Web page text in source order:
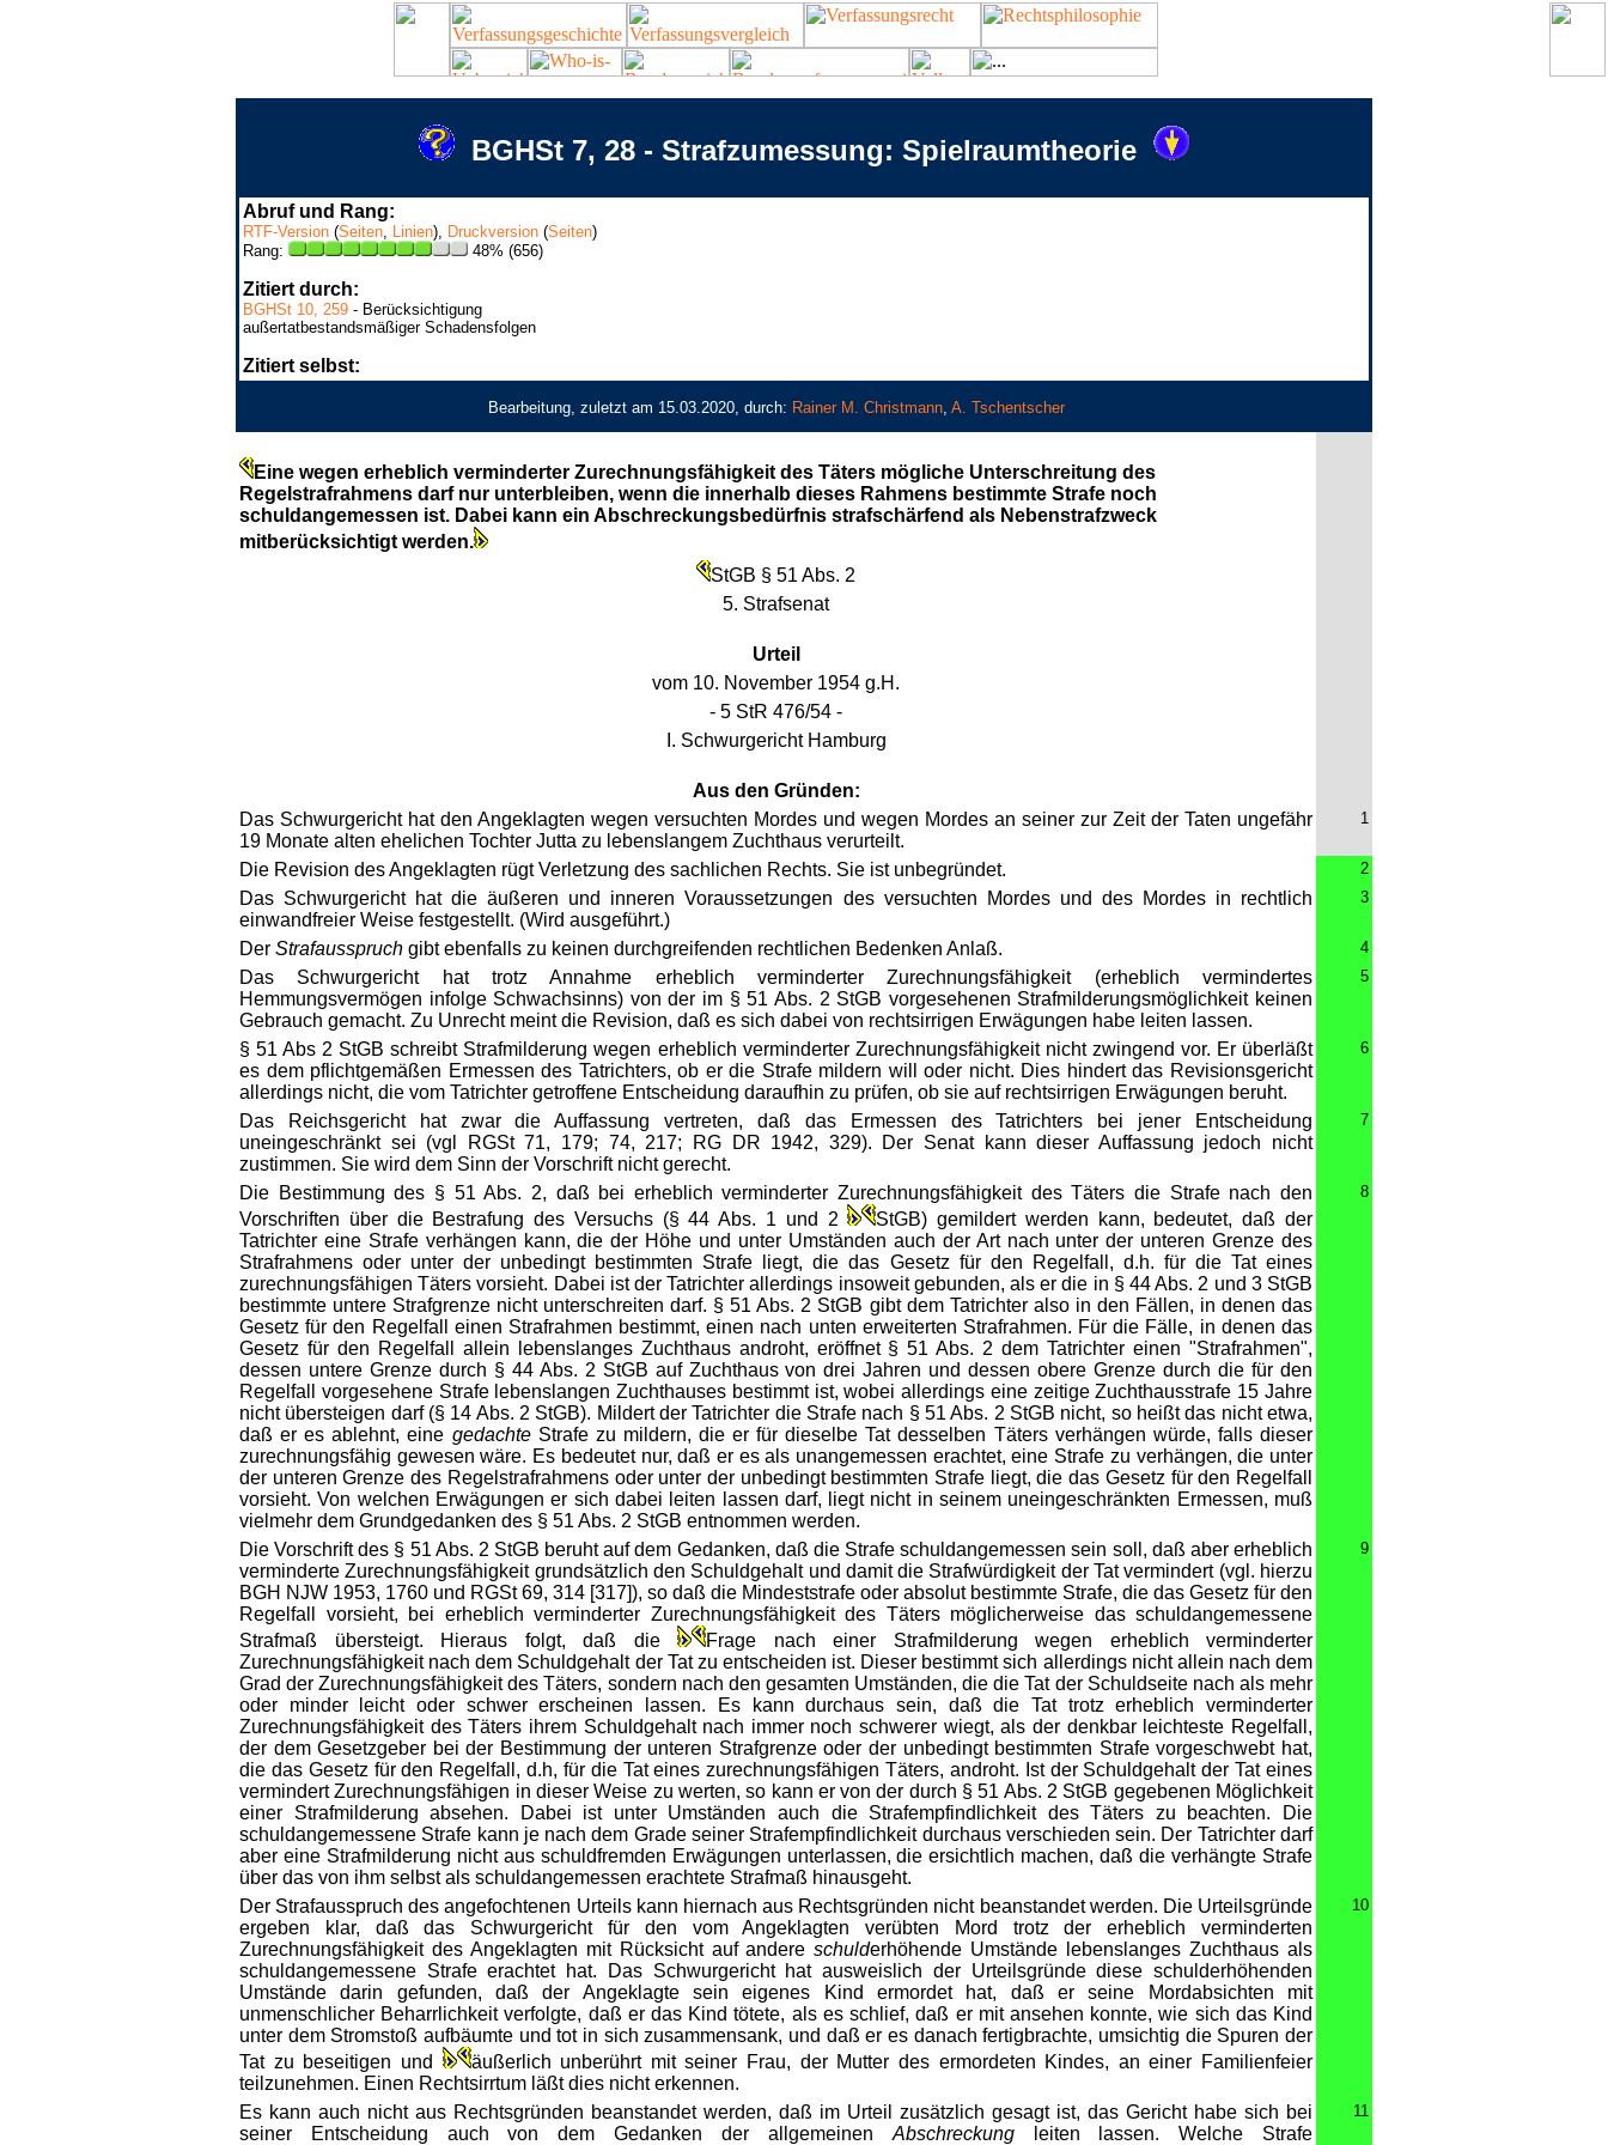
BGHSt 7, 28 - Strafzumessung: Spielraumtheorie
Abruf und Rang:
RTF-Version (Seiten, Linien), Druckversion (Seiten)
Rang:
48% (656)
Zitiert durch:
BGHSt 10, 259 - Berücksichtigung
außertatbestandsmäßiger Schadensfolgen
Zitiert selbst:
Bearbeitung, zuletzt am 15.03.2020, durch: Rainer M. Christmann, A. Tschentscher
Eine wegen erheblich verminderter Zurechnungsfähigkeit des Täters mögliche Unterschreitung des
Regelstrafrahmens darf nur unterbleiben, wenn die innerhalb dieses Rahmens bestimmte Strafe noch
schuldangemessen ist. Dabei kann ein Abschreckungsbedürfnis strafschärfend als Nebenstrafzweck
mitberücksichtigt werden.
StGB § 51 Abs. 2
5. Strafsenat
Urteil
vom 10. November 1954 g.H.
- 5 StR 476/54 -
I. Schwurgericht Hamburg
Aus den Gründen:
Das Schwurgericht hat den Angeklagten wegen versuchten Mordes und wegen Mordes an seiner zur Zeit der Taten ungefähr
19 Monate alten ehelichen Tochter Jutta zu lebenslangem Zuchthaus verurteilt.
1
Die Revision des Angeklagten rügt Verletzung des sachlichen Rechts. Sie ist unbegründet. 2
Das Schwurgericht hat die äußeren und inneren Voraussetzungen des versuchten Mordes und des Mordes in rechtlich
einwandfreier Weise festgestellt. (Wird ausgeführt.)
3
Der Strafausspruch gibt ebenfalls zu keinen durchgreifenden rechtlichen Bedenken Anlaß. 4
Das Schwurgericht hat trotz Annahme erheblich verminderter Zurechnungsfähigkeit (erheblich vermindertes
Hemmungsvermögen infolge Schwachsinns) von der im § 51 Abs. 2 StGB vorgesehenen Strafmilderungsmöglichkeit keinen
Gebrauch gemacht. Zu Unrecht meint die Revision, daß es sich dabei von rechtsirrigen Erwägungen habe leiten lassen.
5
§ 51 Abs 2 StGB schreibt Strafmilderung wegen erheblich verminderter Zurechnungsfähigkeit nicht zwingend vor. Er überläßt
es dem pflichtgemäßen Ermessen des Tatrichters, ob er die Strafe mildern will oder nicht. Dies hindert das Revisionsgericht
allerdings nicht, die vom Tatrichter getroffene Entscheidung daraufhin zu prüfen, ob sie auf rechtsirrigen Erwägungen beruht.
6
Das Reichsgericht hat zwar die Auffassung vertreten, daß das Ermessen des Tatrichters bei jener Entscheidung
uneingeschränkt sei (vgl RGSt 71, 179; 74, 217; RG DR 1942, 329). Der Senat kann dieser Auffassung jedoch nicht
zustimmen. Sie wird dem Sinn der Vorschrift nicht gerecht.
7
Die Bestimmung des § 51 Abs. 2, daß bei erheblich verminderter Zurechnungsfähigkeit des Täters die Strafe nach den
Vorschriften über die Bestrafung des Versuchs (§ 44 Abs. 1 und 2
StGB) gemildert werden kann, bedeutet, daß der
Tatrichter eine Strafe verhängen kann, die der Höhe und unter Umständen auch der Art nach unter der unteren Grenze des
Strafrahmens oder unter der unbedingt bestimmten Strafe liegt, die das Gesetz für den Regelfall, d.h. für die Tat eines
zurechnungsfähigen Täters vorsieht. Dabei ist der Tatrichter allerdings insoweit gebunden, als er die in § 44 Abs. 2 und 3 StGB
bestimmte untere Strafgrenze nicht unterschreiten darf. § 51 Abs. 2 StGB gibt dem Tatrichter also in den Fällen, in denen das
Gesetz für den Regelfall einen Strafrahmen bestimmt, einen nach unten erweiterten Strafrahmen. Für die Fälle, in denen das
Gesetz für den Regelfall allein lebenslanges Zuchthaus androht, eröffnet § 51 Abs. 2 dem Tatrichter einen "Strafrahmen",
dessen untere Grenze durch § 44 Abs. 2 StGB auf Zuchthaus von drei Jahren und dessen obere Grenze durch die für den
Regelfall vorgesehene Strafe lebenslangen Zuchthauses bestimmt ist, wobei allerdings eine zeitige Zuchthausstrafe 15 Jahre
nicht übersteigen darf (§ 14 Abs. 2 StGB). Mildert der Tatrichter die Strafe nach § 51 Abs. 2 StGB nicht, so heißt das nicht etwa,
daß er es ablehnt, eine gedachteStrafe zu mildern, die er für dieselbe Tat desselben Täters verhängen würde, falls dieser
zurechnungsfähig gewesen wäre. Es bedeutet nur, daß er es als unangemessen erachtet, eine Strafe zu verhängen, die unter
der unteren Grenze des Regelstrafrahmens oder unter der unbedingt bestimmten Strafe liegt, die das Gesetz für den Regelfall
vorsieht. Von welchen Erwägungen er sich dabei leiten lassen darf, liegt nicht in seinem uneingeschränkten Ermessen, muß
vielmehr dem Grundgedanken des § 51 Abs. 2 StGB entnommen werden.
8
Die Vorschrift des § 51 Abs. 2 StGB beruht auf dem Gedanken, daß die Strafe schuldangemessen sein soll, daß aber erheblich
verminderte Zurechnungsfähigkeit grundsätzlich den Schuldgehalt und damit die Strafwürdigkeit der Tat vermindert (vgl. hierzu
BGH NJW 1953, 1760 und RGSt 69, 314 [317]), so daß die Mindeststrafe oder absolut bestimmte Strafe, die das Gesetz für den
Regelfall vorsieht, bei erheblich verminderter Zurechnungsfähigkeit des Täters möglicherweise das schuldangemessene
Strafmaß übersteigt. Hieraus folgt, daß die
Frage nach einer Strafmilderung wegen erheblich verminderter
Zurechnungsfähigkeit nach dem Schuldgehalt der Tat zu entscheiden ist. Dieser bestimmt sich allerdings nicht allein nach dem
Grad der Zurechnungsfähigkeit des Täters, sondern nach den gesamten Umständen, die die Tat der Schuldseite nach als mehr
oder minder leicht oder schwer erscheinen lassen. Es kann durchaus sein, daß die Tat trotz erheblich verminderter
Zurechnungsfähigkeit des Täters ihrem Schuldgehalt nach immer noch schwerer wiegt, als der denkbar leichteste Regelfall,
der dem Gesetzgeber bei der Bestimmung der unteren Strafgrenze oder der unbedingt bestimmten Strafe vorgeschwebt hat,
die das Gesetz für den Regelfall, d.h, für die Tat eines zurechnungsfähigen Täters, androht. Ist der Schuldgehalt der Tat eines
vermindert Zurechnungsfähigen in dieser Weise zu werten, so kann er von der durch § 51 Abs. 2 StGB gegebenen Möglichkeit
einer Strafmilderung absehen. Dabei ist unter Umständen auch die Strafempfindlichkeit des Täters zu beachten. Die
schuldangemessene Strafe kann je nach dem Grade seiner Strafempfindlichkeit durchaus verschieden sein. Der Tatrichter darf
aber eine Strafmilderung nicht aus schuldfremden Erwägungen unterlassen, die ersichtlich machen, daß die verhängte Strafe
über das von ihm selbst als schuldangemessen erachtete Strafmaß hinausgeht.
9
Der Strafausspruch des angefochtenen Urteils kann hiernach aus Rechtsgründen nicht beanstandet werden. Die Urteilsgründe
ergeben klar, daß das Schwurgericht für den vom Angeklagten verübten Mord trotz der erheblich verminderten
Zurechnungsfähigkeit des Angeklagten mit Rücksicht auf andereschulderhöhende Umstände lebenslanges Zuchthaus als
schuldangemessene Strafe erachtet hat. Das Schwurgericht hat ausweislich der Urteilsgründe diese schulderhöhenden
Umstände darin gefunden, daß der Angeklagte sein eigenes Kind ermordet hat, daß er seine Mordabsichten mit
unmenschlicher Beharrlichkeit verfolgte, daß er das Kind tötete, als es schlief, daß er mit ansehen konnte, wie sich das Kind
unter dem Stromstoß aufbäumte und tot in sich zusammensank, und daß er es danach fertigbrachte, umsichtig die Spuren der
Tat zu beseitigen und
äußerlich unberührt mit seiner Frau, der Mutter des ermordeten Kindes, an einer Familienfeier
teilzunehmen. Einen Rechtsirrtum läßt dies nicht erkennen.
10
Es kann auch nicht aus Rechtsgründen beanstandet werden, daß im Urteil zusätzlich gesagt ist, das Gericht habe sich bei
seiner Entscheidung auch von dem Gedanken der allgemeinen Abschreckungleiten lassen. Welche Strafe
11